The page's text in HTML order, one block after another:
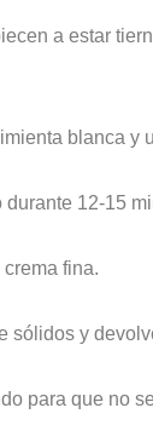
a estar
blanca y
12-15
fina.
sólidos y
para que no